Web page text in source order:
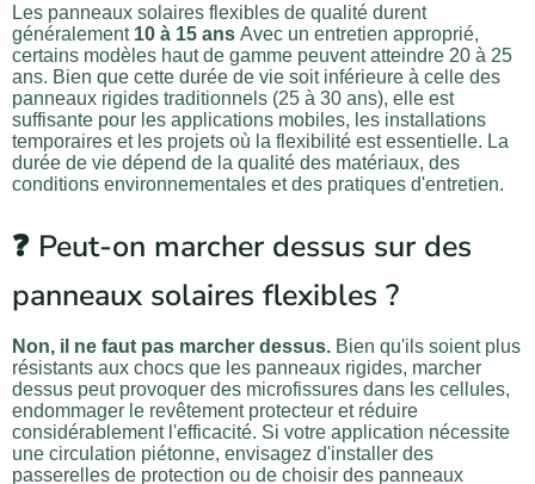
Les panneaux solaires flexibles de qualité durent
généralement 10 à 15 ans Avec un entretien approprié,
certains modèles haut de gamme peuvent atteindre 20 à 25
ans. Bien que cette durée de vie soit inférieure à celle des
panneaux rigides traditionnels (25 à 30 ans), elle est
suffisante pour les applications mobiles, les installations
temporaires et les projets où la flexibilité est essentielle. La
durée de vie dépend de la qualité des matériaux, des
conditions environnementales et des pratiques d'entretien.
❓ Peut-on marcher dessus sur des
panneaux solaires flexibles ?
Non, il ne faut pas marcher dessus. Bien qu'ils soient plus
résistants aux chocs que les panneaux rigides, marcher
dessus peut provoquer des microfissures dans les cellules,
endommager le revêtement protecteur et réduire
considérablement l'efficacité. Si votre application nécessite
une circulation piétonne, envisagez d'installer des
passerelles de protection ou de choisir des panneaux